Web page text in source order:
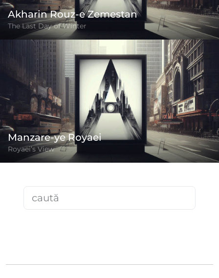
Akharin Rouz-e Zemestan
The Last Day of Winter
Manzare-ye Royaei
Royaei’s View